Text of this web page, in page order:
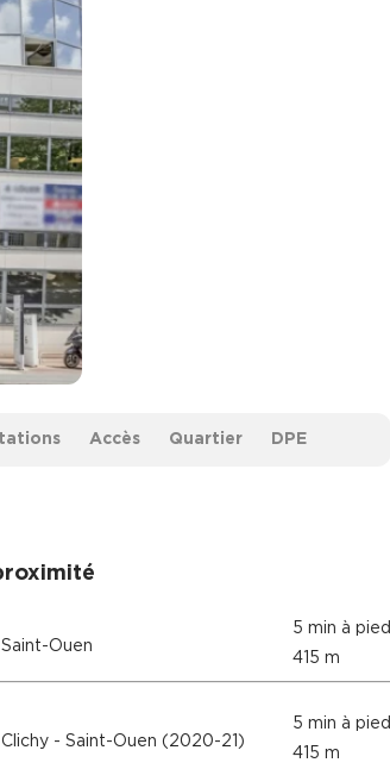
Accès Quartier DPE
Saint-Ouen
5 min à pied
415 m
Clichy - Saint-Ouen (2020-21)
5 min à pied
415 m